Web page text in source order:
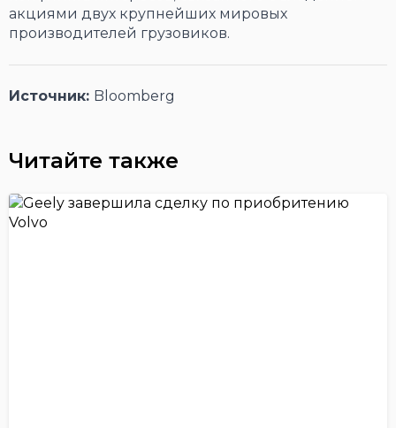
акциями двух крупнейших мировых
производителей грузовиков.
Источник: Bloomberg
Читайте также